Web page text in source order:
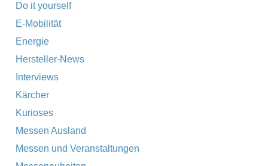
Do it yourself
E-Mobilität
Energie
Hersteller-News
Interviews
Kärcher
Kurioses
Messen Ausland
Messen und Veranstaltungen